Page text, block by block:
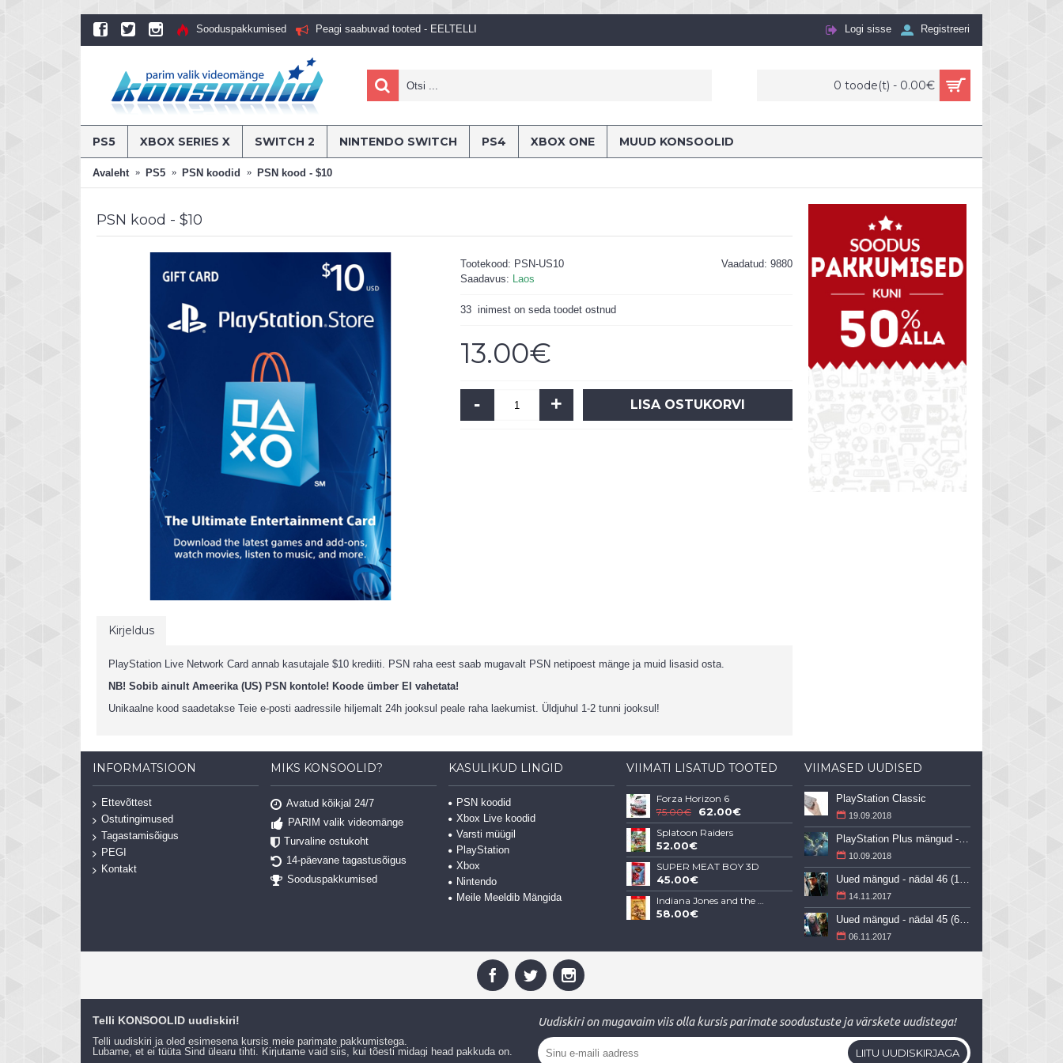
Sooduspakkumised Peagi saabuvad tooted - EELTELLI Logi sisse Registreeri
0 toode(t) - 0.00€
PS5 XBOX SERIES X SWITCH 2 NINTENDO SWITCH PS4 XBOX ONE MUUD KONSOOLID
Avaleht PS5 PSN koodid PSN kood - $10
PSN kood - $10
Vaadatud: 9880
Tootekood: PSN-US10
Saadavus: Laos
33 inimest on seda toodet ostnud
13.00€
- + LISA OSTUKORVI
Kirjeldus
PlayStation Live Network Card annab kasutajale $10 krediiti. PSN raha eest saab mugavalt PSN netipoest mänge ja muid lisasid osta.
NB! Sobib ainult Ameerika (US) PSN kontole! Koode ümber EI vahetata!
Unikaalne kood saadetakse Teie e-posti aadressile hiljemalt 24h jooksul peale raha laekumist. Üldjuhul 1-2 tunni jooksul!
INFORMATSIOON
Ettevõttest
Ostutingimused
Tagastamisõigus
PEGI
Kontakt
MIKS KONSOOLID?
Avatud kõikjal 24/7
PARIM valik videomänge
Turvaline ostukoht
14-päevane tagastusõigus
Sooduspakkumised
KASULIKUD LINGID
PSN koodid
Xbox Live koodid
Varsti müügil
PlayStation
Xbox
Nintendo
Meile Meeldib Mängida
VIIMATI LISATUD TOOTED
Forza Horizon 6
75.00€
62.00€
Splatoon Raiders
52.00€
SUPER MEAT BOY 3D
45.00€
Indiana Jones and the Great Circle
58.00€
VIIMASED UUDISED
PlayStation Classic
19.09.2018
PlayStation Plus mängud - september 2018
10.09.2018
Uued mängud - nädal 46 (13-19 november 2017)
14.11.2017
Uued mängud - nädal 45 (6-12 november 2017)
06.11.2017
Telli KONSOOLID uudiskiri!
Telli uudiskiri ja oled esimesena kursis meie parimate pakkumistega.
Lubame, et ei tüüta Sind ülearu tihti. Kirjutame vaid siis, kui tõesti midagi head pakkuda on.
Uudiskiri on mugavaim viis olla kursis parimate soodustuste ja värskete uudistega!
LIITU UUDISKIRJAGA